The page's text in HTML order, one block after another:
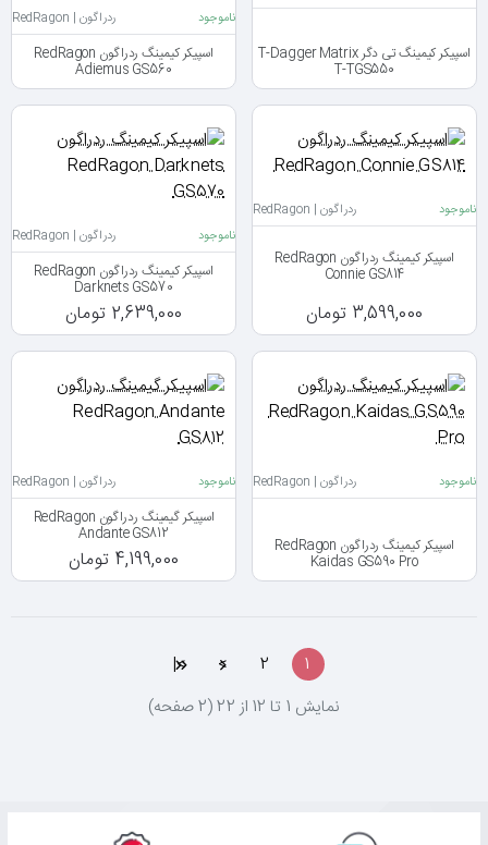
اسپیکر کیمینگ تی دگر T-Dagger Matrix
T-TGS550
ناموجود ردراگون | RedRagon
اسپیکر کیمینگ ردراگون RedRagon
Adiemus GS560
ناموجود ردراگون | RedRagon
اسپیکر کیمینگ ردراگون RedRagon
Connie GS814
3,599,000 تومان
ناموجود ردراگون | RedRagon
اسپیکر کیمینگ ردراگون RedRagon
Darknets GS570
2,639,000 تومان
ناموجود ردراگون | RedRagon
اسپیکر کیمینگ ردراگون RedRagon
Kaidas GS590 Pro
ناموجود ردراگون | RedRagon
اسپیکر گیمینگ ردراگون RedRagon
Andante GS812
4,199,000 تومان
1
2
>
>|
نمايش 1 تا 12 از 22 (2 صفحه)